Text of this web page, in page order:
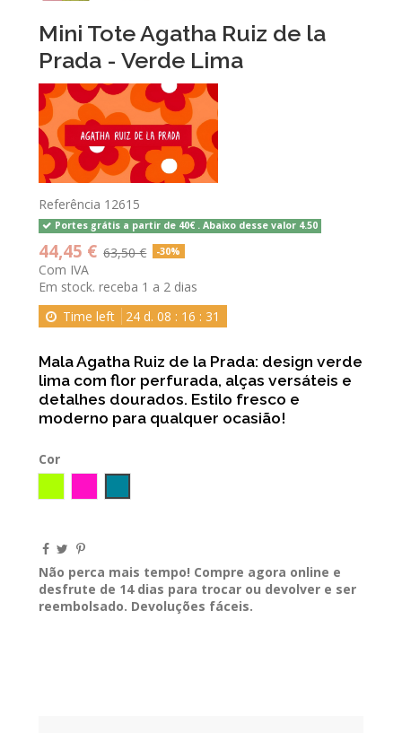
Mini Tote Agatha Ruiz de la
Prada - Verde Lima
Referência 12615
Portes grátis a partir de 40€ . Abaixo desse valor 4.50
44,45 € 63,50 € -30%
Com IVA
Em stock. receba 1 a 2 dias
Time left
24d. 08 : 16 : 31
Mala Agatha Ruiz de la Prada: design verde
lima com flor perfurada, alças versáteis e
detalhes dourados. Estilo fresco e
moderno para qualquer ocasião!
Cor
Não perca mais tempo! Compre agora online e
desfrute de 14 dias para trocar ou devolver e ser
reembolsado. Devoluções fáceis.